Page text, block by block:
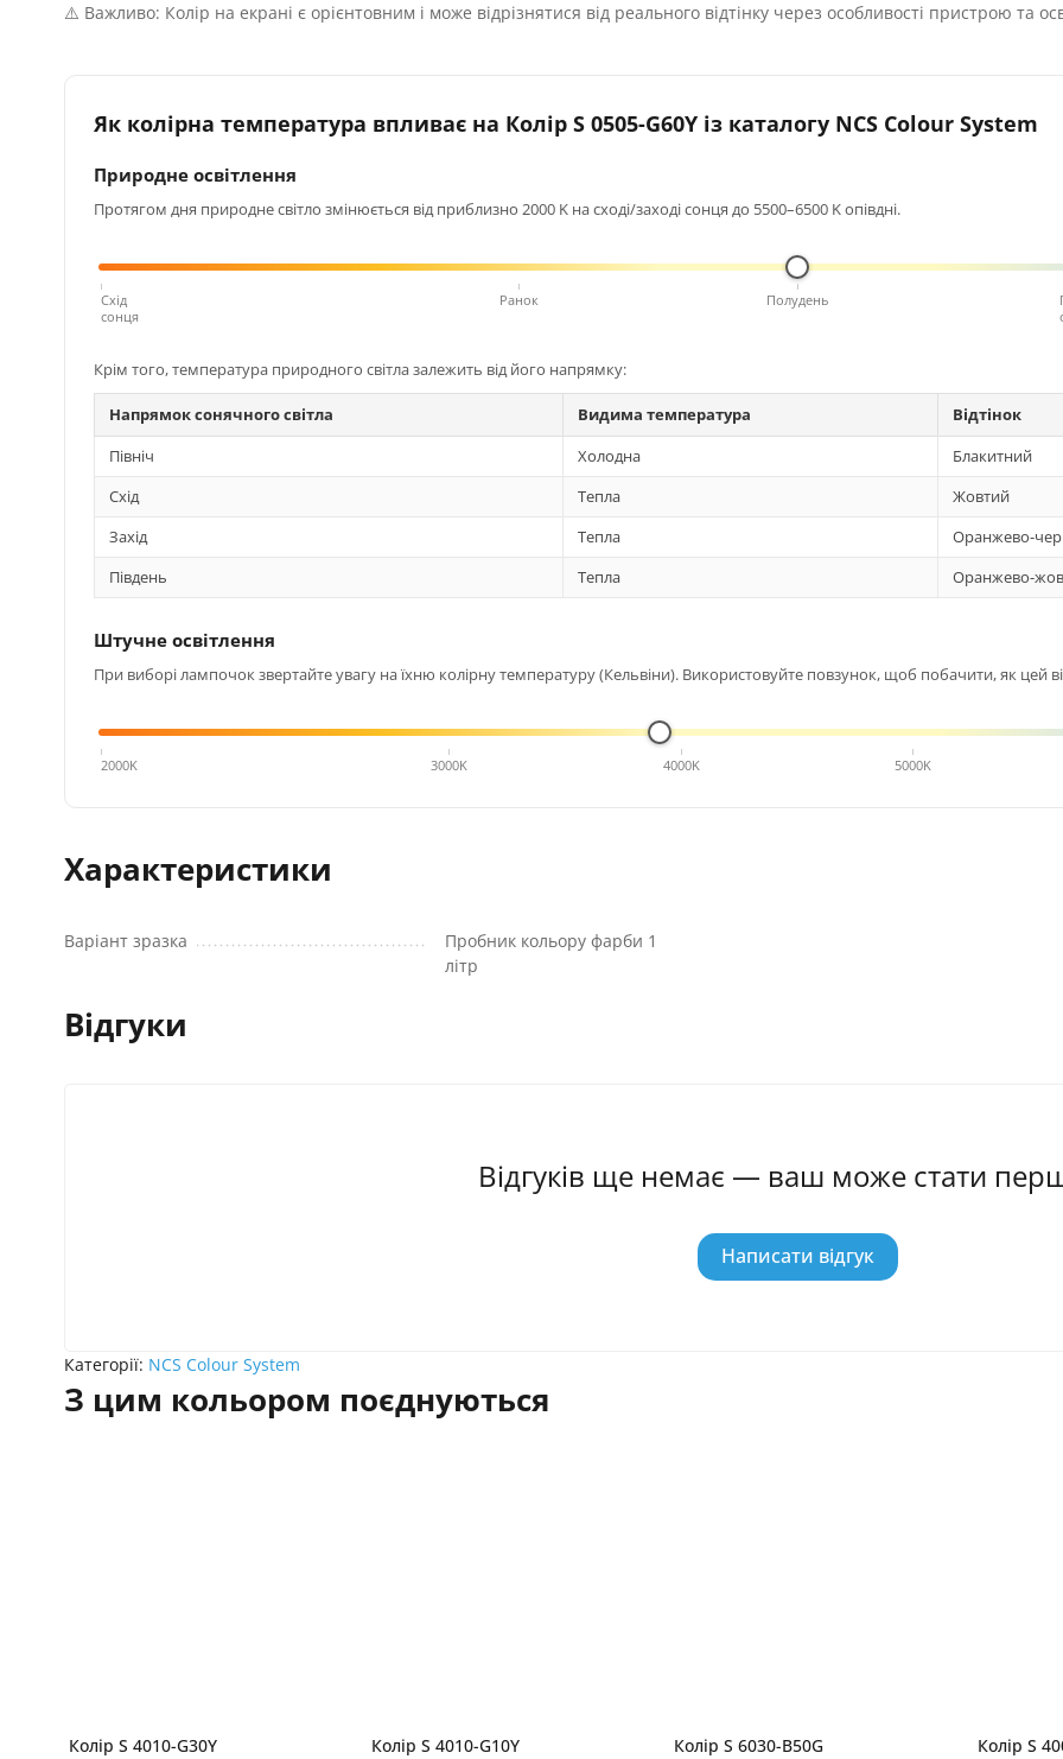
⚠️ Важливо: Колір на екрані є орієнтовним і може відрізнятися від реального відтінку через особливості пристрою та
Як колірна температура впливає на Колір S 0505-G60Y із каталогу NCS Colour System
Природне освітлення
Протягом дня природне світло змінюється від приблизно 2000 K на сході/заході сонця до 5500–6500 K опівдні.
Схід
сонця
Ранок Полудень
Крім того, температура природного світла залежить від його напрямку:
Напрямок сонячного світла Видима температура
Відтінок
Північ
Холодна
Блакитний
Схід
Тепла
Жовтий
Захід
Тепла
Оранжево-
Південь
Тепла Оранжево-
Штучне освітлення
При виборі лампочок звертайте увагу на їхню колірну температуру (Кельвіни). Використовуйте повзунок, щоб побачити, як цей
4000K
2000K 3000K 4000K 5000K
Характеристики
Варіант зразка
Пробник кольору фарби 1
літр
Відгуки
Відгуків ще немає — ваш може стати
Написати відгук
Категорії: NCS Colour System
З цим кольором поєднуються
Колір S 4010-G30Y Колір S 4010-G10Y Колір S 6030-B50G Колір S